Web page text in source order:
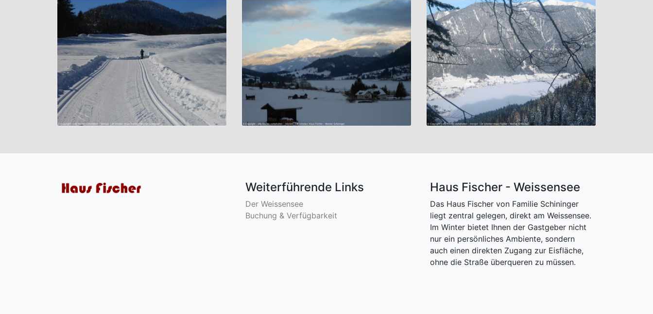
Weiterführende Links
Der Weissensee
Buchung & Verfügbarkeit
Haus Fischer - Weissensee
Das Haus Fischer von Familie Schininger
liegt zentral gelegen, direkt am Weissensee.
Im Winter bietet Ihnen der Gastgeber nicht
nur ein persönliches Ambiente, sondern
auch einen direkten Zugang zur Eisfläche,
ohne die Straße überqueren zu müssen.